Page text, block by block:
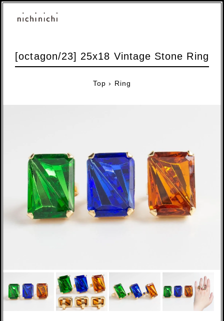
[octagon/23] 25x18 Vintage Stone Ring
Top › Ring